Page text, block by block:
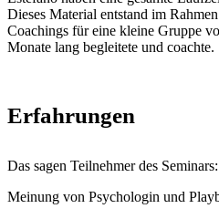
Dieses Material entstand im
Coachings für eine kleine Gruppe
Monate lang begleitete und coachte.
Erfahrungen
Das sagen Teilnehmer des Seminars:
Meinung von Psychologin und